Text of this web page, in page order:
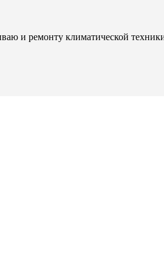
и ремонту климатической